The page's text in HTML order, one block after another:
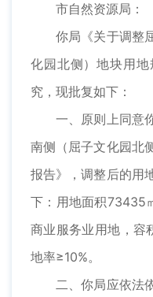
市自然资源局：
你局《关于调整屈
化园北侧）地块用
究，现批复如下：
一、原则上同意你
南侧（屈子文化园北
报告》，调整后的用
下：用地面积73435
商业服务业用地，容
地率≥10%。
二、你局应依法依